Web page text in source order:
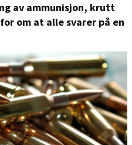
av ammunisjon, krutt
om at alle svarer på en